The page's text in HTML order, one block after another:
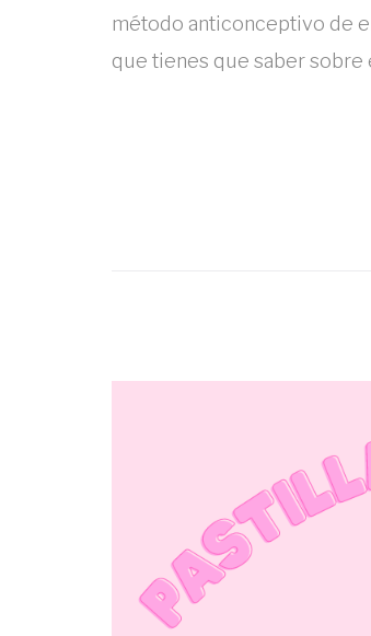
método anticonceptivo de
que tienes que saber